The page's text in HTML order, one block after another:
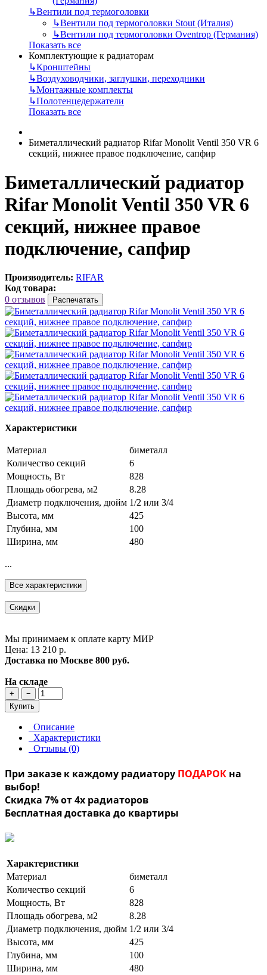
↳Вентили под термоголовки
↳Вентили под термоголовки Stout (Италия)
↳Вентили под термоголовки Oventrop (Германия)
Показать все
Комплектующие к радиаторам
↳Кронштейны
↳Воздуховодчики, заглушки, переходники
↳Монтажные комплекты
↳Полотенцедержатели
Показать все
Биметаллический радиатор Rifar Monolit Ventil 350 VR 6
секций, нижнее правое подключение, сапфир
Биметаллический радиатор
Rifar Monolit Ventil 350 VR 6
секций, нижнее правое
подключение, сапфир
Производитель: RIFAR
Код товара:
0 отзывов
Распечатать
Характеристики
Материал
биметалл
Количество секций
6
Мощность, Вт
828
Площадь обогрева, м2
8.28
Диаметр подключения, дюйм 1/2 или 3/4
Высота, мм
425
Глубина, мм
100
Ширина, мм
480
...
Все характеристики
Скидки
Мы принимаем к оплате карту МИР
Цена: 13 210 р.
Доставка по Москве 800 руб.
На складе
+
−
Купить
Описание
Характеристики
Отзывы (0)
При заказе к каждому радиатору ПОДАРОК на
выбор!
Скидка 7% от 4х радиаторов
Бесплатная доставка до квартиры
Характеристики
Материал
биметалл
Количество секций
6
Мощность, Вт
828
Площадь обогрева, м2
8.28
Диаметр подключения, дюйм 1/2 или 3/4
Высота, мм
425
Глубина, мм
100
Ширина, мм
480